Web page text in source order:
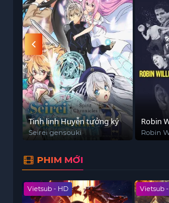
mộ” Diêu Ngọc Trung.
Tinh linh Huyễn tưởng ký
Seirei gensouki
Robin
Tâm Trí
Robin
PHIM MỚI
Vietsub - HD Vietsub